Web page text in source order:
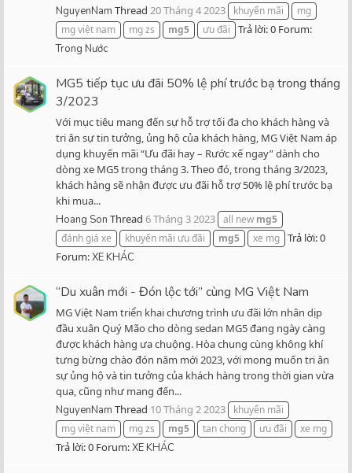
NguyenNam Thread 20 Tháng 4 2023 khuyến mãi
mg
mg việt nam
mg zs mg5 ưu đãi Trả lời: 0 Forum:
Trong Nước
MG5 tiếp tục ưu đãi 50% lệ phí trước bạ trong tháng
3/2023
Với mục tiêu mang đến sự hỗ trợ tối đa cho khách hàng và
tri ân sự tin tưởng, ủng hộ của khách hàng, MG Việt Nam áp
dụng khuyến mãi “Ưu đãi hay – Rước xế ngay” dành cho
dòng xe MG5 trong tháng 3. Theo đó, trong tháng 3/2023,
khách hàng sẽ nhận được ưu đãi hỗ trợ 50% lệ phí trước bạ
khi mua...
Hoang Son Thread 6 Tháng 3 2023 all new mg5
đánh giá xe
khuyến mãi ưu đãi mg5 xe mg Trả lời: 0
Forum:XE KHÁC
“Du xuân mới - Đón lộc tới” cùng MG Việt Nam
MG Việt Nam triển khai chương trình ưu đãi lớn nhân dịp
đầu xuân Quý Mão cho dòng sedan MG5 đang ngày càng
được khách hàng ưa chuộng. Hòa chung cùng không khí
tưng bừng chào đón năm mới 2023, với mong muốn tri ân
sự ủng hộ và tin tưởng của khách hàng trong thời gian vừa
qua, cũng như mang đến...
NguyenNam Thread 10 Tháng 2 2023
khuyến mãi
mg việt nam
mg zs mg5 tan chong ưu đãi xe mg
Trả lời: 0 Forum:XE KHÁC